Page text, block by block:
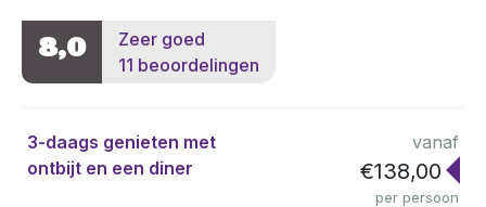
8,0
Zeer goed
11 beoordelingen
3-daags genieten met
ontbijt en een diner
vanaf
€138,00
per persoon